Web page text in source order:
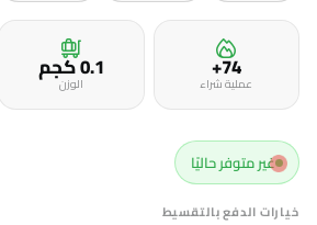
74+
عملية شراء 0.1 كجمالوزن
غير متوفر حاليًا
خيارات الدفع بالتقسيط